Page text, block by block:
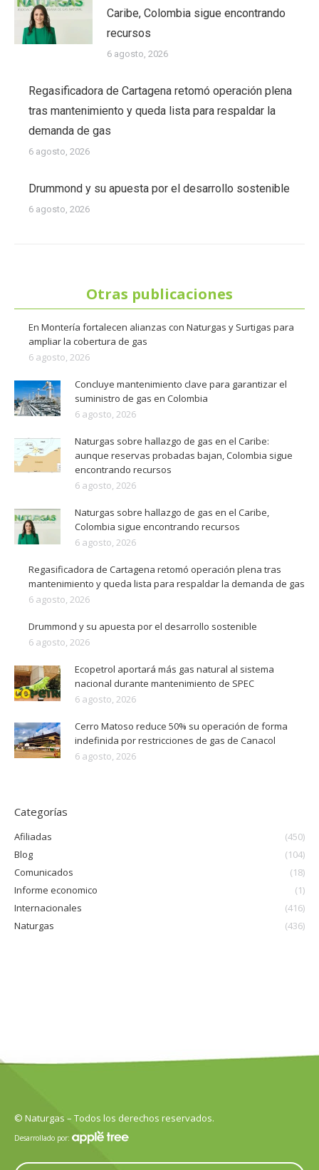
Caribe, Colombia sigue encontrando
recursos
6 agosto, 2026
Regasificadora de Cartagena retomó operación plena
tras mantenimiento y queda lista para respaldar la
demanda de gas
6 agosto, 2026
Drummond y su apuesta por el desarrollo sostenible
6 agosto, 2026
Otras publicaciones
En Montería fortalecen alianzas con Naturgas y Surtigas para
ampliar la cobertura de gas
6 agosto, 2026
Concluye mantenimiento clave para garantizar el
suministro de gas en Colombia
6 agosto, 2026
Naturgas sobre hallazgo de gas en el Caribe:
aunque reservas probadas bajan, Colombia sigue
encontrando recursos
6 agosto, 2026
Naturgas sobre hallazgo de gas en el Caribe,
Colombia sigue encontrando recursos
6 agosto, 2026
Regasificadora de Cartagena retomó operación plena tras
mantenimiento y queda lista para respaldar la demanda de gas
6 agosto, 2026
Drummond y su apuesta por el desarrollo sostenible
6 agosto, 2026
Ecopetrol aportará más gas natural al sistema
nacional durante mantenimiento de SPEC
6 agosto, 2026
Cerro Matoso reduce 50% su operación de forma
indefinida por restricciones de gas de Canacol
6 agosto, 2026
Categorías
Afiliadas
(450)
Blog
(104)
Comunicados
(18)
Informe economico
(1)
Internacionales
(416)
Naturgas
(436)
© Naturgas – Todos los derechos reservados.
Desarrollado por: